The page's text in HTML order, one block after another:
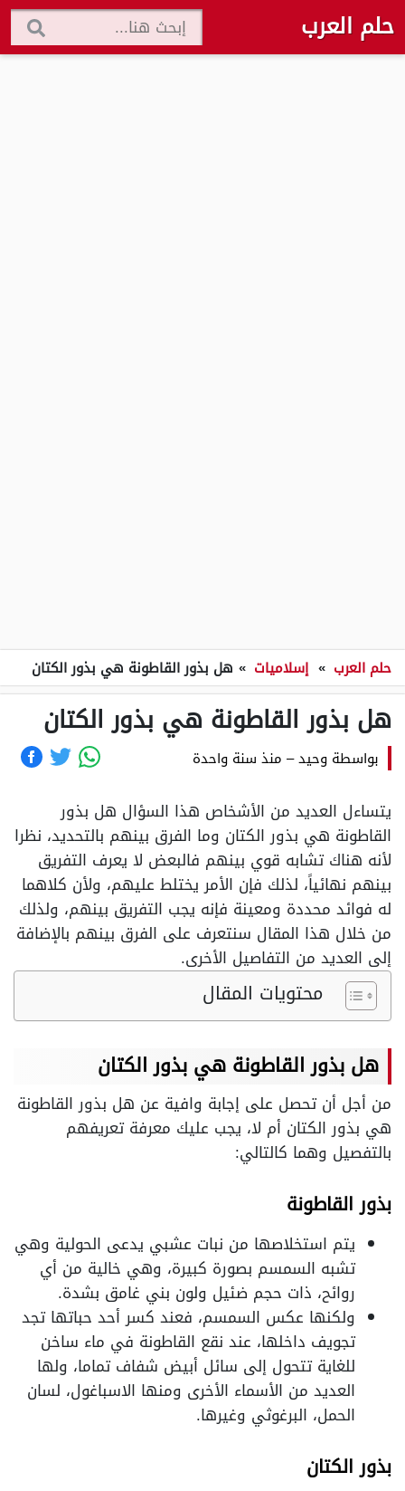
حلم العرب
حلم العرب » إسلاميات » هل بذور القاطونة هي بذور الكتان
هل بذور القاطونة هي بذور الكتان
بواسطة وحيد– منذ سنة واحدة
يتساءل العديد من الأشخاص هذا السؤال هل بذور
القاطونة هي بذور الكتان وما الفرق بينهم بالتحديد، نظرا
لأنه هناك تشابه قوي بينهم فالبعض لا يعرف التفريق
بينهم نهائياً، لذلك فإن الأمر يختلط عليهم، ولأن كلاهما
له فوائد محددة ومعينة فإنه يجب التفريق بينهم، ولذلك
من خلال هذا المقال سنتعرف على الفرق بينهم بالإضافة
إلى العديد من التفاصيل الأخرى.
محتويات المقال
هل بذور القاطونة هي بذور الكتان
من أجل أن تحصل على إجابة وافية عن هل بذور القاطونة
هي بذور الكتان أم لا، يجب عليك معرفة تعريفهم
بالتفصيل وهما كالتالي:
بذور القاطونة
يتم استخلاصها من نبات عشبي يدعى الحولية وهي
تشبه السمسم بصورة كبيرة، وهي خالية من أي
روائح، ذات حجم ضئيل ولون بني غامق بشدة.
ولكنها عكس السمسم، فعند كسر أحد حباتها تجد
تجويف داخلها، عند نقع القاطونة في ماء ساخن
للغاية تتحول إلى سائل أبيض شفاف تماما، ولها
العديد من الأسماء الأخرى ومنها الاسباغول، لسان
الحمل، البرغوثي وغيرها.
بذور الكتان